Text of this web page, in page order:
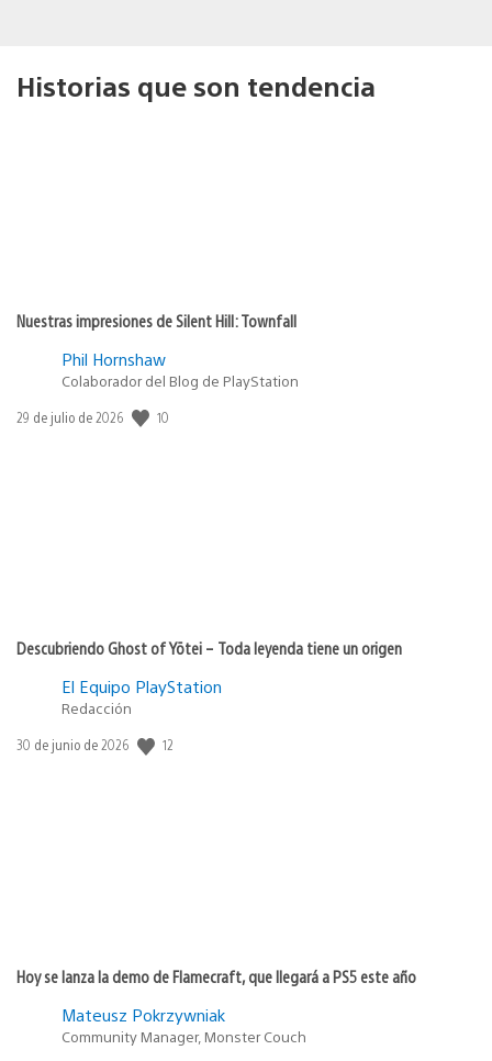
Historias que son tendencia
Nuestras impresiones de Silent Hill: Townfall
Phil Hornshaw
Colaborador del Blog de PlayStation
Fecha
29 de julio de 2026 10
Descubriendo Ghost of Yōtei – Toda leyenda tiene un origen
El Equipo PlayStation
Redacción
Fecha
30 de junio de 2026 12
Hoy se lanza la demo de Flamecraft, que llegará a PS5 este año
Mateusz Pokrzywniak
Community Manager, Monster Couch